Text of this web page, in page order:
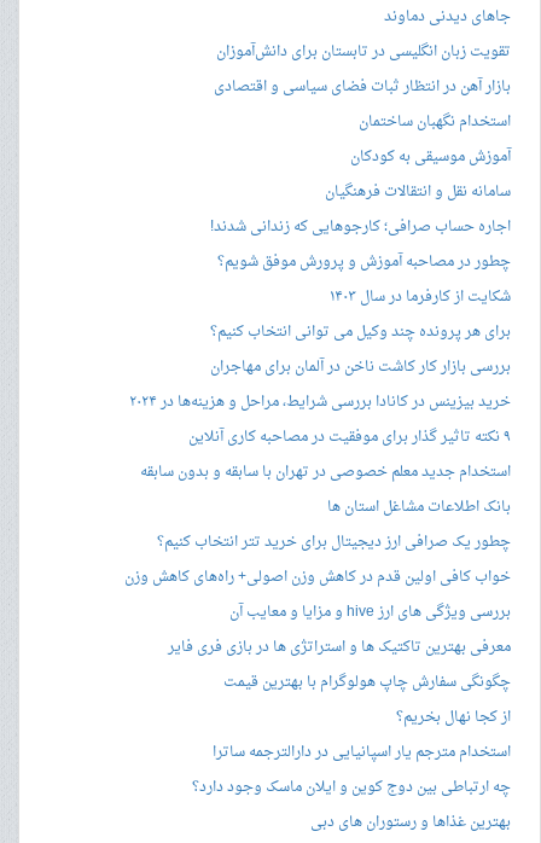
جاهای دیدنی دماوند
تقویت زبان انگلیسی در تابستان برای دانش‌آموزان
بازار آهن در انتظار ثبات فضای سیاسی و اقتصادی
استخدام نگهبان ساختمان
آموزش موسیقی به کودکان
سامانه نقل و انتقالات فرهنگیان
اجاره حساب صرافی؛ کارجوهایی که زندانی شدند!
چطور در مصاحبه‌ آموزش و پرورش موفق شویم؟
شکایت از کارفرما در سال ۱۴۰۳
برای هر پرونده چند وکیل می توانی انتخاب کنیم؟
بررسی بازار کار کاشت ناخن در آلمان برای مهاجران
خرید بیزینس در کانادا بررسی شرایط، مراحل و هزینه‌ها در ۲۰۲۴
۹ نکته تاثیر گذار برای موفقیت در مصاحبه کاری آنلاین
استخدام جدید معلم خصوصی در تهران با سابقه و بدون سابقه
بانک اطلاعات مشاغل استان ها
چطور یک صرافی ارز دیجیتال برای خرید تتر انتخاب کنیم؟
خواب کافی اولین قدم در کاهش وزن اصولی+ راه‌های کاهش وزن
بررسی ویژگی های ارز hive و مزایا و معایب آن
معرفی بهترین تاکتیک ها و استراتژی ها در بازی فری فایر
چگونگی سفارش چاپ هولوگرام با بهترین قیمت
از کجا نهال بخریم؟
استخدام مترجم یار اسپانیایی در دارالترجمه ساترا
چه ارتباطی بین دوج کوین و ایلان ماسک وجود دارد؟
بهترین غذاها و رستوران های دبی